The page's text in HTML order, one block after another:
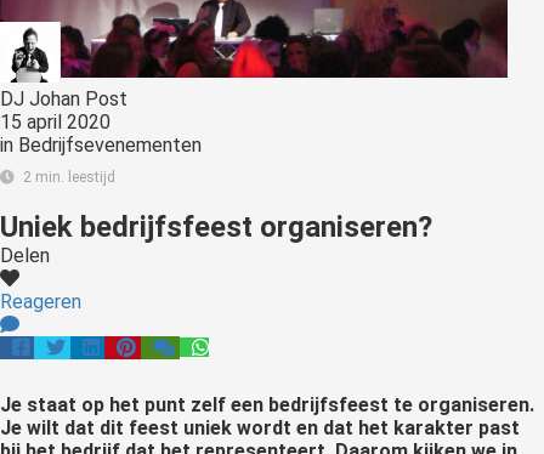
DJ Johan Post
15 april 2020
in Bedrijfsevenementen
2 min. leestijd
Uniek bedrijfsfeest organiseren?
Delen
Reageren
Je staat op het punt zelf een bedrijfsfeest te organiseren.
Je wilt dat dit feest uniek wordt en dat het karakter past